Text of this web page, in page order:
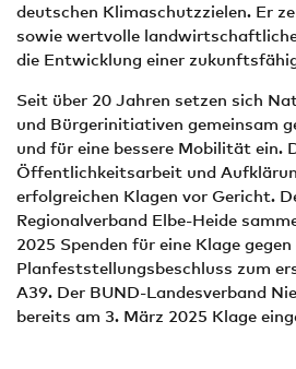
deutschen Klimaschutzzielen. Er
sowie wertvolle
die Entwicklung einer
Seit über 20 Jahren setzen sich
und Bürgerinitiativen gemeinsam
und für eine bessere Mobilität ein.
Öffentlichkeitsarbeit und
erfolgreichen Klagen vor Gericht.
Regionalverband Elbe-Heide
2025 Spenden für eine Klage gegen
Planfeststellungsbeschluss zum
A39. Der BUND-Landesverband
bereits am 3. März 2025 Klage